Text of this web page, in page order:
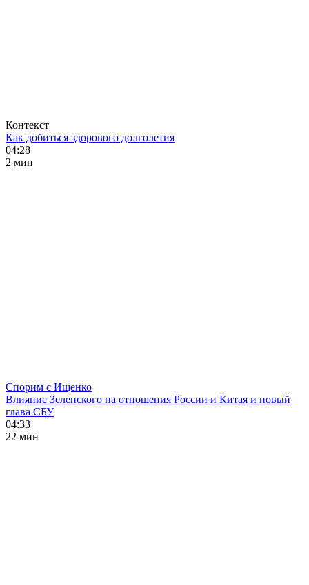
Контекст
Как добиться здорового долголетия
04:28
2 мин
Спорим с Ищенко
Влияние Зеленского на отношения России и Китая и новый
глава СБУ
04:33
22 мин